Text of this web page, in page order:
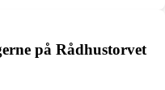
på Rådhustorvet